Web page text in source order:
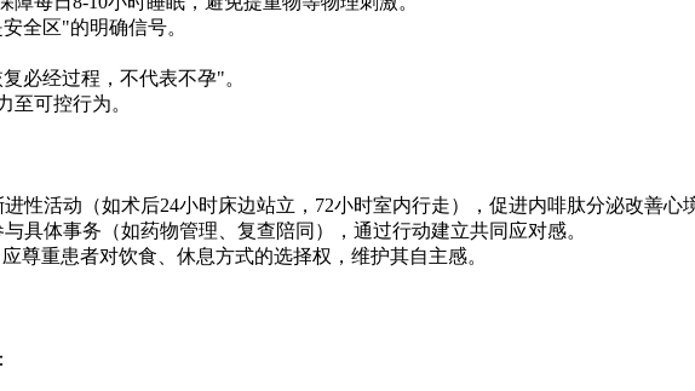
全区"的明确信号。
必经过程，不代表不孕"。
至可控行为。
性活动（如术后24小时床边站立，72小时室内行走），促进内啡肽分泌改善心
具体事务（如药物管理、复查陪同），通过行动建立共同应对感。
尊重患者对饮食、休息方式的选择权，维护其自主感。